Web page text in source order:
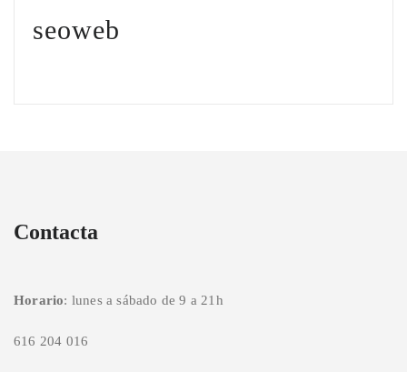
seoweb
Contacta
Horario: lunes a sábado de 9 a 21h
616 204 016